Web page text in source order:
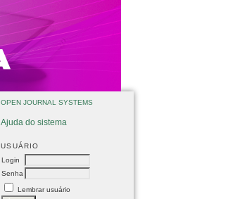
OPEN JOURNAL SYSTEMS
Ajuda do sistema
USUÁRIO
Login
Senha
Lembrar usuário